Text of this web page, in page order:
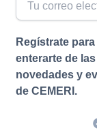
Regístrate para
enterarte de
novedades y
de CEMERI.